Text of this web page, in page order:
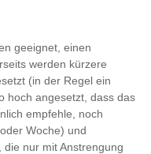
geeignet, einen
werden kürzere
(in der Regel ein
hoch angesetzt, dass das
empfehle, noch
Woche) und
nur mit Anstrengung